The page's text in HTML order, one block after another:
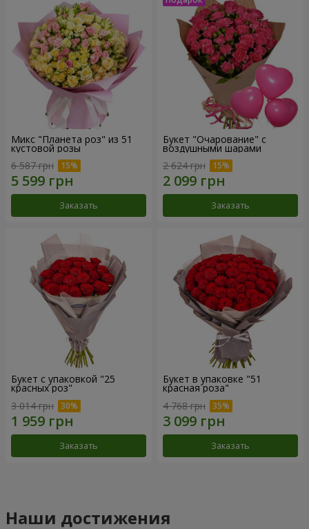
Микс "Планета роз" из 51
кустовой розы
6 587 грн
Заказать
Букет "Очарование" с
воздушными шарами
2 624 грн
Заказать
Букет с упаковкой "25
красных роз"
3 014 грн
Заказать
Букет в упаковке "51
красная роза"
4 768 грн
Заказать
Наши достижения